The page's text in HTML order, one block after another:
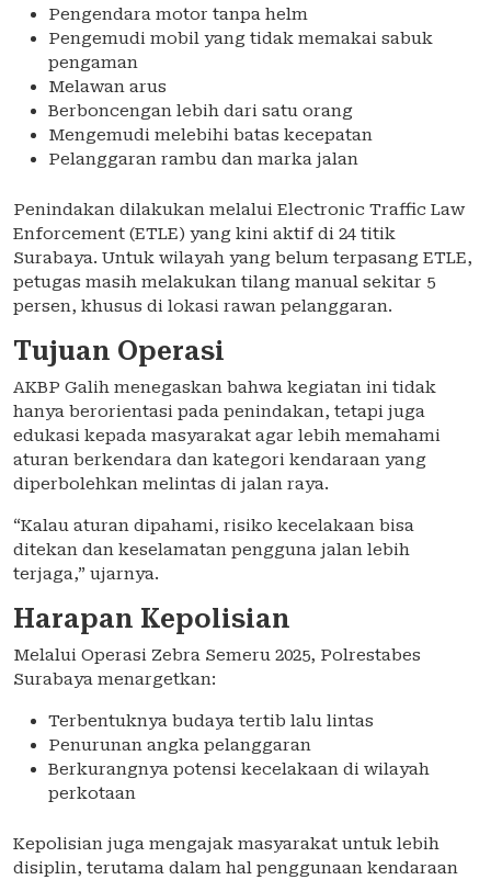
Pengendara motor tanpa helm
Pengemudi mobil yang tidak memakai sabuk
pengaman
Melawan arus
Berboncengan lebih dari satu orang
Mengemudi melebihi batas kecepatan
Pelanggaran rambu dan marka jalan
Penindakan dilakukan melalui Electronic Traffic Law
Enforcement (ETLE) yang kini aktif di 24 titik
Surabaya. Untuk wilayah yang belum terpasang ETLE,
petugas masih melakukan tilang manual sekitar 5
persen, khusus di lokasi rawan pelanggaran.
Tujuan Operasi
AKBP Galih menegaskan bahwa kegiatan ini tidak
hanya berorientasi pada penindakan, tetapi juga
edukasi kepada masyarakat agar lebih memahami
aturan berkendara dan kategori kendaraan yang
diperbolehkan melintas di jalan raya.
“Kalau aturan dipahami, risiko kecelakaan bisa
ditekan dan keselamatan pengguna jalan lebih
terjaga,” ujarnya.
Harapan Kepolisian
Melalui Operasi Zebra Semeru 2025, Polrestabes
Surabaya menargetkan:
Terbentuknya budaya tertib lalu lintas
Penurunan angka pelanggaran
Berkurangnya potensi kecelakaan di wilayah
perkotaan
Kepolisian juga mengajak masyarakat untuk lebih
disiplin, terutama dalam hal penggunaan kendaraan